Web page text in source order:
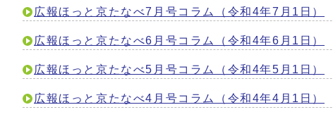
広報ほっと京たなべ7月号コラム（令和4年7月1日）
広報ほっと京たなべ6月号コラム（令和4年6月1日）
広報ほっと京たなべ5月号コラム（令和4年5月1日）
広報ほっと京たなべ4月号コラム（令和4年4月1日）